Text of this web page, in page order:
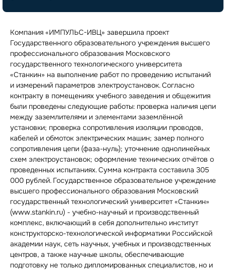
Компания «ИМПУЛЬС-ИВЦ» завершила проект
Государственного образовательного учреждения высшего
профессионального образования Московского
государственного технологического университета
«Станкин» на выполнение работ по проведению испытаний
и измерений параметров электроустановок. Согласно
контракту в помещениях учебного заведения и общежития
были проведены следующие работы: проверка наличия цепи
между заземлителями и элементами заземлённой
установки; проверка сопротивления изоляции проводов,
кабелей и обмоток электрических машин; замер полного
сопротивления цепи (фаза-нуль); уточнение однолинейных
схем электроустановок; оформление технических отчётов о
проведенных испытаниях. Сумма контракта составила 305
000 рублей. Государственное образовательное учреждение
высшего профессионального образования Московский
государственный технологический университет «Станкин»
(www.stankin.ru) - учебно-научный и производственный
комплекс, включающий в себя дополнительно институт
конструкторско-технологической информатики Российской
академии наук, сеть научных, учебных и производственных
центров, а также научные школы, обеспечивающие
подготовку не только дипломированных специалистов, но и